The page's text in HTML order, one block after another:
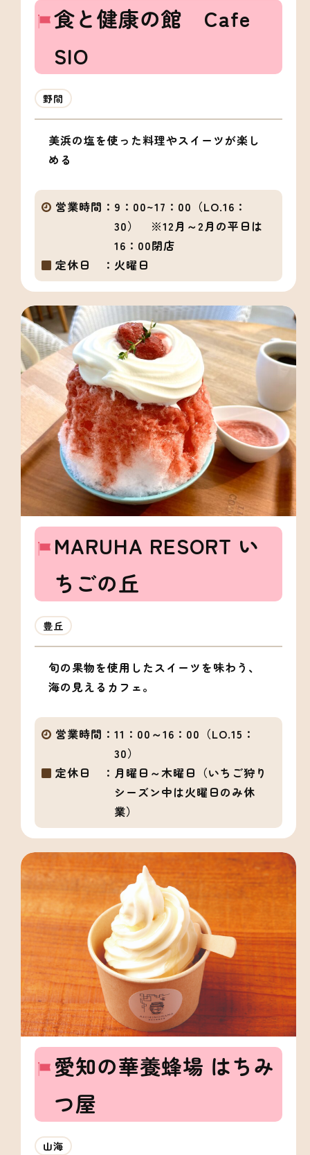
MARUHA RESORT い
ちごの丘
豊丘
旬の果物を使用したスイーツを味わう、
海の見えるカフェ。
営業時間： 11：00～16：00（LO.15：
30）
定休日 ： 月曜日～木曜日（いちご狩り
シーズン中は火曜日のみ休
業）
愛知の華養蜂場 はちみ
つ屋
山海
食と健康の館 Cafe
SIO
野間
美浜の塩を使った料理やスイーツが楽し
める
営業時間： 9：00~17：00（LO.16：
30） ※12月～2月の平日は
16：00閉店
定休日 ： 火曜日